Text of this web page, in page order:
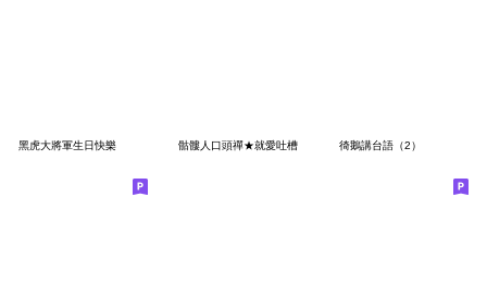
黑虎大將軍生日快樂 骷髏人口頭禪★就愛吐槽 徛鵝講台語（2）